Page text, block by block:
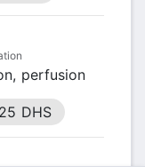
perfusion
DHS